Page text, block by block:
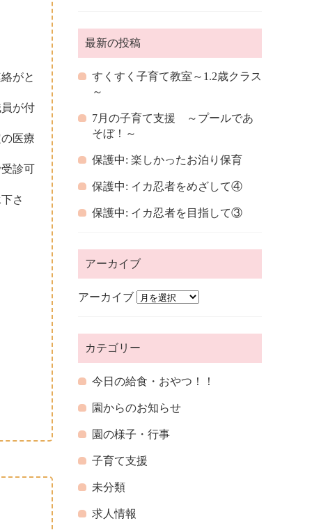
がと
が付
医療
診可
さ
最新の投稿
すくすく子育て教室～1.2歳クラス
～
7月の子育て支援 ～プールであ
そぼ！～
保護中: 楽しかったお泊り保育
保護中: イカ忍者をめざして④
保護中: イカ忍者を目指して③
アーカイブ
アーカイブ
カテゴリー
今日の給食・おやつ！！
園からのお知らせ
園の様子・行事
子育て支援
未分類
求人情報